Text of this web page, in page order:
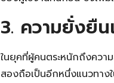
3. ความยั่งยืน
ในยุคที่ผู้คนตระหนักถึงคว
สองถือเป็นอีกหนึ่งแนวทาง